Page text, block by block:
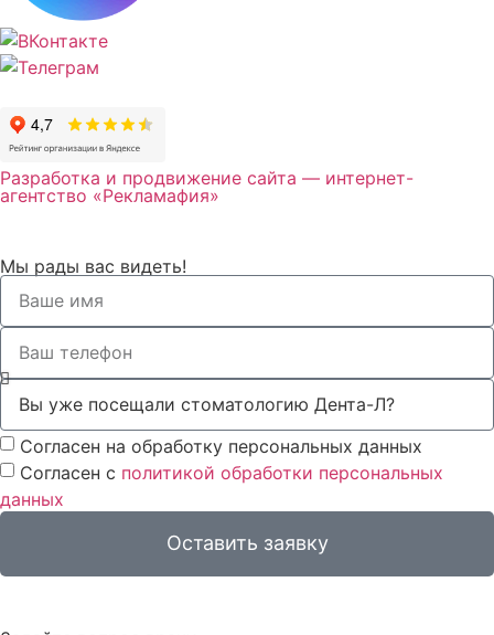
Разработка и продвижение сайта — интернет-
агентство «Рекламафия»
Мы рады вас видеть!
Согласен на обработку персональных данных
Согласен с политикой обработки персональных
данных
Оставить заявку